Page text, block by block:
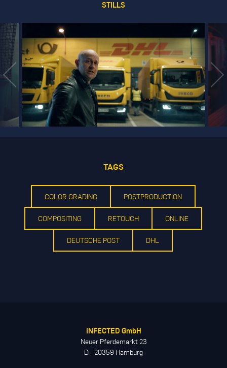
STILLS
TAGS
COLOR GRADING POSTPRODUCTION
COMPOSITING RETOUCH ONLINE
DEUTSCHE POST DHL
INFECTED GmbH
Neuer Pferdemarkt 23
D - 20359 Hamburg